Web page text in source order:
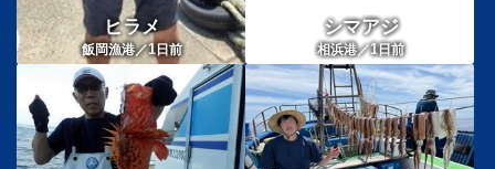
ヒラメ
飯岡漁港／1日前
シマアジ
相浜港／1日前